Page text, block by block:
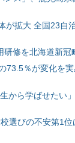
が拡大 全国23自
修を北海道新冠
73.5％が変化を
から学ばせたい
選びの不安第1